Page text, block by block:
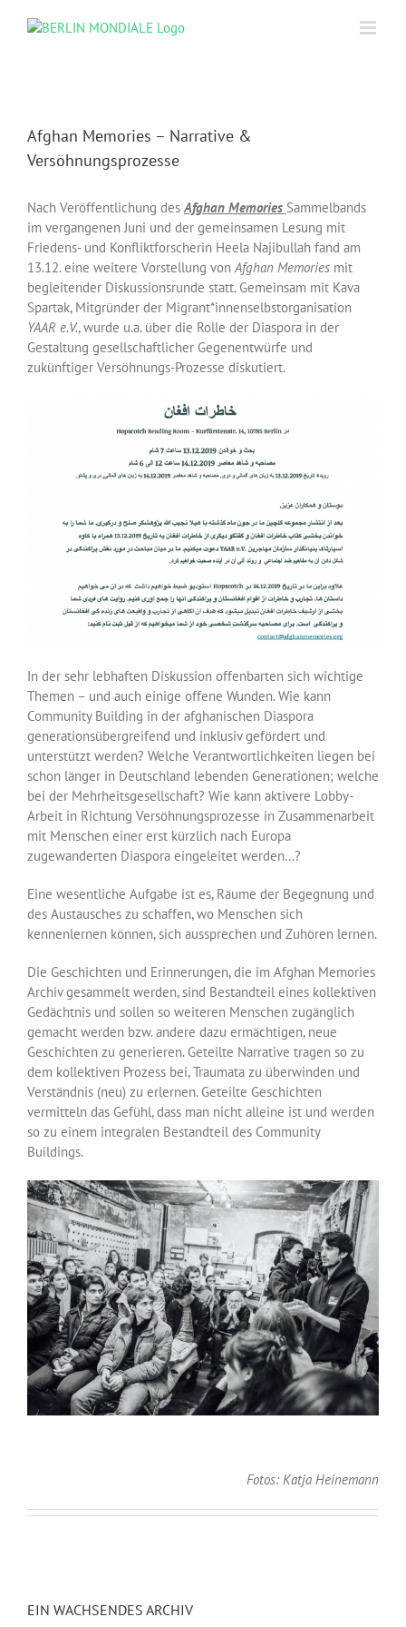
Afghan Memories – Narrative &
Versöhnungsprozesse
Nach Veröffentlichung desAfghan Memories Sammelbands
im vergangenen Juni und der gemeinsamen Lesung mit
Friedens- und Konfliktforscherin Heela Najibullah fand am
13.12. eine weitere Vorstellung vonAfghan Memories mit
begleitender Diskussionsrunde statt. Gemeinsam mit Kava
Spartak, Mitgründer der Migrant*innenselbstorganisation
YAAR e.V., wurde u.a. über die Rolle der Diaspora in der
Gestaltung gesellschaftlicher Gegenentwürfe und
zukünftiger Versöhnungs-Prozesse diskutiert.
In der sehr lebhaften Diskussion offenbarten sich wichtige
Themen – und auch einige offene Wunden. Wie kann
Community Building in der afghanischen Diaspora
generationsübergreifend und inklusiv gefördert und
unterstützt werden? Welche Verantwortlichkeiten liegen bei
schon länger in Deutschland lebenden Generationen; welche
bei der Mehrheitsgesellschaft? Wie kann aktivere Lobby-
Arbeit in Richtung Versöhnungsprozesse in Zusammenarbeit
mit Menschen einer erst kürzlich nach Europa
zugewanderten Diaspora eingeleitet werden…?
Eine wesentliche Aufgabe ist es, Räume der Begegnung und
des Austausches zu schaffen, wo Menschen sich
kennenlernen können, sich aussprechen und Zuhören lernen.
Die Geschichten und Erinnerungen, die im Afghan Memories
Archiv gesammelt werden, sind Bestandteil eines kollektiven
Gedächtnis und sollen so weiteren Menschen zugänglich
gemacht werden bzw. andere dazu ermächtigen, neue
Geschichten zu generieren. Geteilte Narrative tragen so zu
dem kollektiven Prozess bei, Traumata zu überwinden und
Verständnis (neu) zu erlernen. Geteilte Geschichten
vermitteln das Gefühl, dass man nicht alleine ist und werden
so zu einem integralen Bestandteil des Community
Buildings.
Fotos: Katja Heinemann
EIN WACHSENDES ARCHIV